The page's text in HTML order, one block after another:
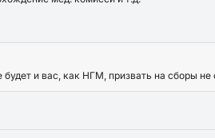
и вас, как НГМ, призвать на сборы не